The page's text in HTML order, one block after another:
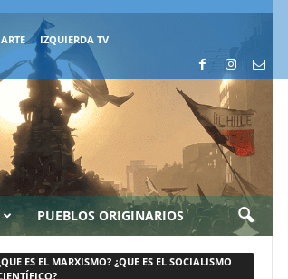
IZQUIERDA TV
PUEBLOS ORIGINARIOS
ES EL MARXISMO? ¿QUE ES EL SOCIALISMO